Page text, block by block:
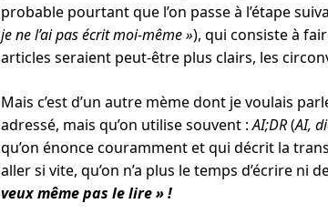
probable pourtant que l’on passe à l’étape
je ne l’ai pas écrit moi-même »), qui consiste à
articles seraient peut-être plus clairs, les
Mais c’est d’un autre mème dont je voulais
adressé, mais qu’on utilise souvent :AI;DR(AI,
qu’on énonce couramment et qui décrit la
aller si vite, qu’on n’a plus le temps d’écrire ni
veux même pas le lire » !